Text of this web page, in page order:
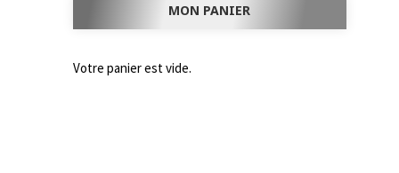
MON PANIER
Votre panier est vide.